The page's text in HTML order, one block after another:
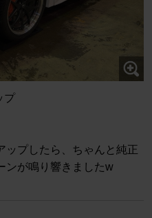
プ
ップしたら、ちゃんと純正
ンが鳴り響きましたw